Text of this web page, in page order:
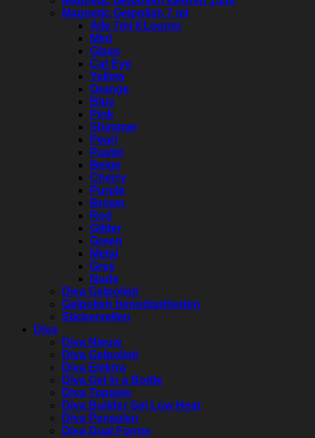
Magnetic Gelpolish 7 ml
Alle 7ml KLeuren
Mint
Glass
Cat Eye
Yellow
Orange
Blue
Pink
Shimmer
Pearl
Pastel
Beige
Cherry
Purple
Brown
Red
Glitter
Green
Metal
Grey
Nude
Diva Gelpolish
Gelpolish benodigdheden
Stickervellen
Diva
Diva Nieuw
Diva Gelpolish
Diva Elektra
Diva Gel in a Bottle
Diva Topgels
Diva Builder Gel Low Heat
Diva Penselen
Diva Dual Forms